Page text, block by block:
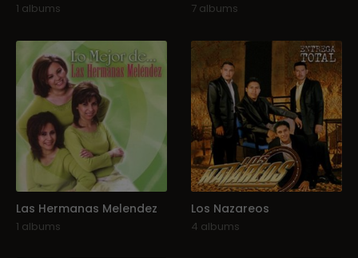
1 albums 7 albums
Las Hermanas Melendez
1 albums
Los Nazareos
4 albums